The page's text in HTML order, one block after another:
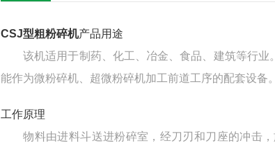
CSJ型粗粉碎机产品用途
该机适用于制药、化工、冶金、食品、建筑等行业
能作为微粉碎机、超微粉碎机加工前道工序的配套设备。
工作原理
物料由进料斗送进粉碎室，经刀刃和刀座的冲击，